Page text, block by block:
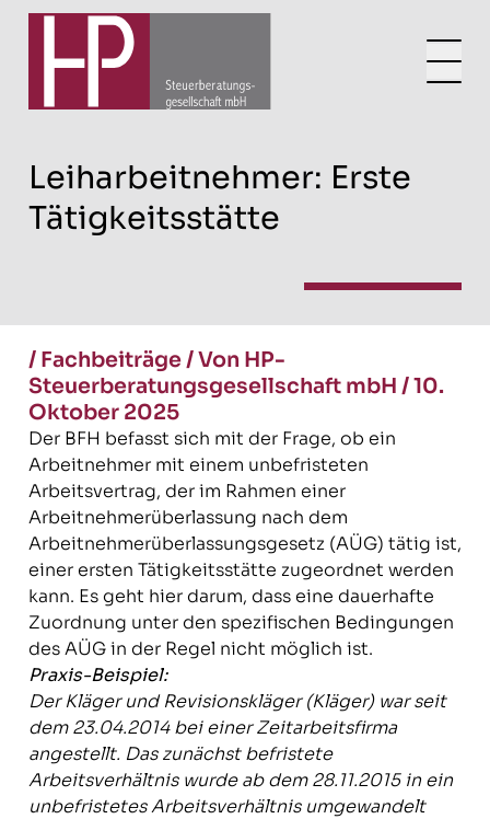
Leiharbeitnehmer: Erste
Tätigkeitsstätte
/ Fachbeiträge/Von HP-
Steuerberatungsgesellschaft mbH /10.
Oktober 2025
Der BFH befasst sich mit der Frage, ob ein
Arbeitnehmer mit einem unbefristeten
Arbeitsvertrag, der im Rahmen einer
Arbeitnehmerüberlassung nach dem
Arbeitnehmerüberlassungsgesetz (AÜG) tätig ist,
einer ersten Tätigkeitsstätte zugeordnet werden
kann. Es geht hier darum, dass eine dauerhafte
Zuordnung unter den spezifischen Bedingungen
des AÜG in der Regel nicht möglich ist.
Praxis-Beispiel:
Der Kläger und Revisionskläger (Kläger) war seit
dem 23.04.2014 bei einer Zeitarbeitsfirma
angestellt. Das zunächst befristete
Arbeitsverhältnis wurde ab dem 28.11.2015 in ein
unbefristetes Arbeitsverhältnis umgewandelt